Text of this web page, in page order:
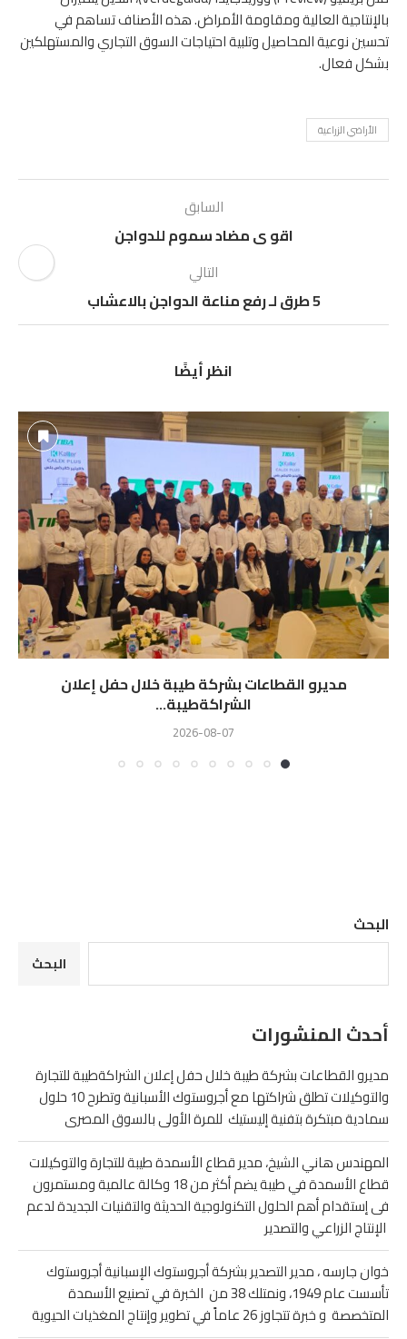
بالإنتاجية العالية ومقاومة الأمراض. هذه الأصناف تساهم في
تحسين نوعية المحاصيل وتلبية احتياجات السوق التجاري والمستهلكين
بشكل فعال.
الأراضي الزراعية
السابق
اقو ى مضاد سموم للدواجن
التالي
5 طرق لـ رفع مناعة الدواجن بالاعشاب
انظر أيضًا
مديرو القطاعات بشركة طيبة خلال حفل إعلان
الشراكةطيبة...
2026-08-07
البحث
البحث
أحدث المنشورات
مديرو القطاعات بشركة طيبة خلال حفل إعلان الشراكةطيبة للتجارة
والتوكيلات تطلق شراكتها مع أجروستوك الأسبانية وتطرح 10 حلول
سمادية مبتكرة بتفنية إليستيك للمرة الأولى بالسوق المصرى
المهندس هاني الشيخ، مدير قطاع الأسمدة طيبة للتجارة والتوكيلات
قطاع الأسمدة في طيبة يضم أكثر من 18 وكالة عالمية ومستمرون
فى إستقدام أهم الحلول التكنولوجية الحديثة والتقنيات الجديدة لدعم
الإنتاج الزراعي والتصدير
خوان جارسه ، مدير التصدير بشركة أجروستوك الإسبانية أجروستوك
تأسست عام 1949، ونمتلك 38 من الخبرة في تصنيع الأسمدة
المتخصصة و خبرة تتجاوز 26 عاماً في تطوير وإنتاج المغذيات الحيوية